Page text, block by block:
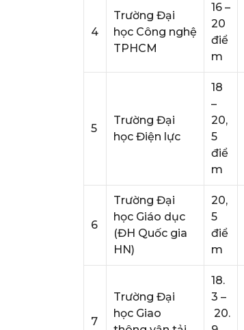
4
Trường Đại
học Công nghệ
TPHCM
16 –
20
điể
m
5
Trường Đại
học Điện lực
18
–
20,
5
điể
m
6
Trường Đại
học Giáo dục
(ĐH Quốc gia
HN)
20,
5
điể
m
7
Trường Đại
học Giao
18.
3 –
20.